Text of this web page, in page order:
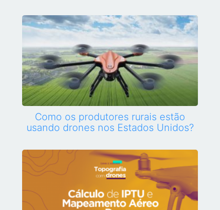
Como os produtores rurais estão
usando drones nos Estados Unidos?